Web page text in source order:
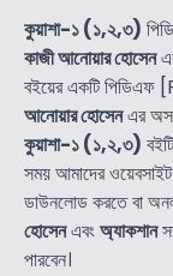
কুয়াশা-১ (১,২,৩)
কাজী আনোয়ার হোসেন
বইয়ের একটি পিডিএফ
আনোয়ার হোসেনএর
কুয়াশা-১ (১,২,৩)
সময় আমাদের
ডাউনলোড করতে বা
হোসেনএবংঅ্যাকশান
পারবেন।